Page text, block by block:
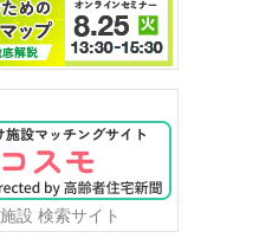
設 検索サイト